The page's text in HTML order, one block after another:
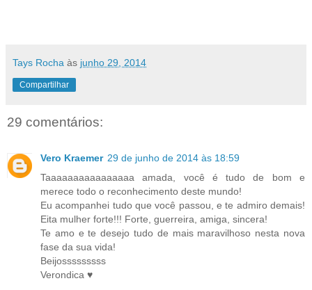
Tays Rocha às junho 29, 2014
Compartilhar
29 comentários:
Vero Kraemer 29 de junho de 2014 às 18:59
Taaaaaaaaaaaaaaaa amada, você é tudo de bom e
merece todo o reconhecimento deste mundo!
Eu acompanhei tudo que você passou, e te admiro demais!
Eita mulher forte!!! Forte, guerreira, amiga, sincera!
Te amo e te desejo tudo de mais maravilhoso nesta nova
fase da sua vida!
Beijosssssssss
Verondica ♥